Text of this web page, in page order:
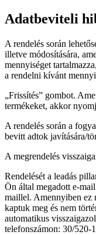
Adatbeviteli
A rendelés során
illetve módosítására,
mennyiséget
a rendelni kívánt
„Frissítés” gombot.
termékeket, akkor
A rendelés során a
bevitt adtok javítására/
A megrendelés
Rendelését a leadás
Ön által megadott e-
maillel. Amennyiben ez
kaptuk meg és nem
automatikus
telefonszámon: 30/520-